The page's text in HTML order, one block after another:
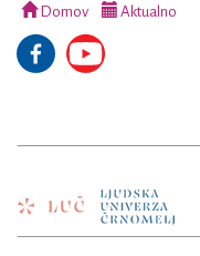
Domov Aktualno